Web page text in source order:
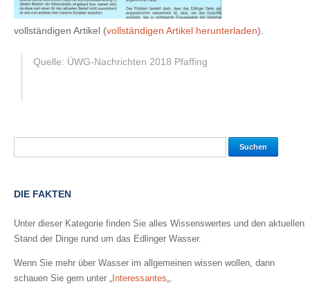
vollständigen Artikel (vollständigen Artikel herunterladen).
Quelle: ÜWG-Nachrichten 2018 Pfaffing
DIE FAKTEN
Unter dieser Kategorie finden Sie alles Wissenswertes und den aktuellen
Stand der Dinge rund um das Edlinger Wasser.
Wenn Sie mehr über Wasser im allgemeinen wissen wollen, dann
schauen Sie gern unter „ Interessantes